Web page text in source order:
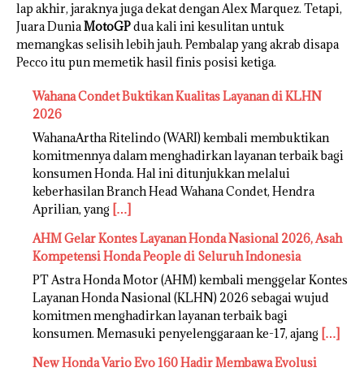
lap akhir, jaraknya juga dekat dengan Alex Marquez. Tetapi,
Juara DuniaMotoGPdua kali ini kesulitan untuk
memangkas selisih lebih jauh. Pembalap yang akrab disapa
Pecco itu pun memetik hasil finis posisi ketiga.
Wahana Condet Buktikan Kualitas Layanan di KLHN
2026
WahanaArtha Ritelindo (WARI) kembali membuktikan
komitmennya dalam menghadirkan layanan terbaik bagi
konsumen Honda. Hal ini ditunjukkan melalui
keberhasilan Branch Head Wahana Condet, Hendra
Aprilian, yang […]
AHM Gelar Kontes Layanan Honda Nasional 2026, Asah
Kompetensi Honda People di Seluruh Indonesia
PT Astra Honda Motor (AHM) kembali menggelar Kontes
Layanan Honda Nasional (KLHN) 2026 sebagai wujud
komitmen menghadirkan layanan terbaik bagi
konsumen. Memasuki penyelenggaraan ke-17, ajang […]
New Honda Vario Evo 160 Hadir Membawa Evolusi